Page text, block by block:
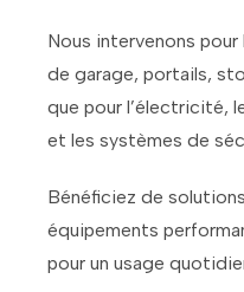
Nous intervenons
de garage, portails,
que pour l’électricité,
et les systèmes de
Bénéficiez de
équipements
pour un usage